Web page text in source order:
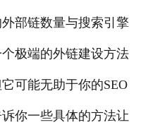
部链数量与搜索引擎
极端的外链建设方法
可能无助于你的SEO
你一些具体的方法让